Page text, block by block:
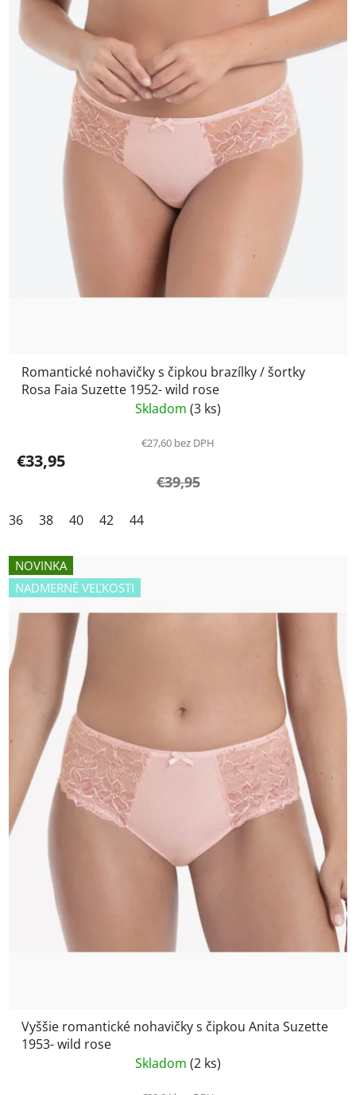
Romantické nohavičky s čipkou brazílky / šortky
Rosa Faia Suzette 1952- wild rose
Skladom (3 ks)
€27,60 bez DPH
€33,95
€39,95
36 38 40 42 44
NOVINKA
NADMERNÉ VEĽKOSTI
Vyššie romantické nohavičky s čipkou Anita Suzette
1953- wild rose
Skladom (2 ks)